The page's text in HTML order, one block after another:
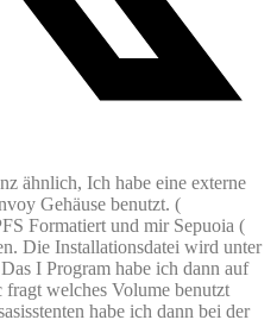
ähnlich, Ich habe eine externe
Gehäuse benutzt. (
Formatiert und mir Sepuoia (
Die Installationsdatei wird unter
I Program habe ich dann auf
welches Volume benutzt
habe ich dann bei der